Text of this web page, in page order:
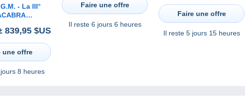
- La III°
839,95 $US
une offre
8 heures
Faire une offre
Il reste 6 jours 6 heures
Faire une offre
Il reste 5 jours 15 heures